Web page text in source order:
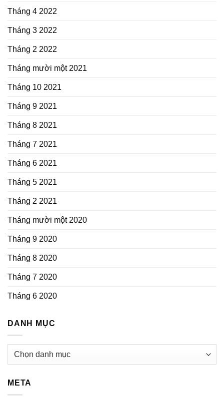
Tháng 4 2022
Tháng 3 2022
Tháng 2 2022
Tháng mười một 2021
Tháng 10 2021
Tháng 9 2021
Tháng 8 2021
Tháng 7 2021
Tháng 6 2021
Tháng 5 2021
Tháng 2 2021
Tháng mười một 2020
Tháng 9 2020
Tháng 8 2020
Tháng 7 2020
Tháng 6 2020
DANH MỤC
Danh
META